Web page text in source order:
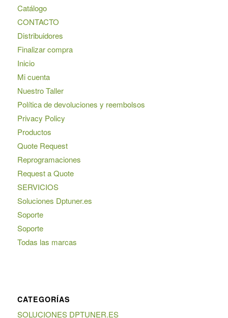
Catálogo
CONTACTO
Distribuidores
Finalizar compra
Inicio
Mi cuenta
Nuestro Taller
Política de devoluciones y reembolsos
Privacy Policy
Productos
Quote Request
Reprogramaciones
Request a Quote
SERVICIOS
Soluciones Dptuner.es
Soporte
Soporte
Todas las marcas
CATEGORÍAS
SOLUCIONES DPTUNER.ES